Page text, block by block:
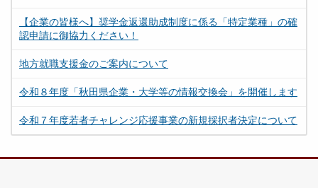
【企業の皆様へ】奨学金返還助成制度に係る「特定業種」の確
認申請に御協力ください！
地方就職支援金のご案内について
令和８年度「秋田県企業・大学等の情報交換会」を開催します
令和７年度若者チャレンジ応援事業の新規採択者決定について